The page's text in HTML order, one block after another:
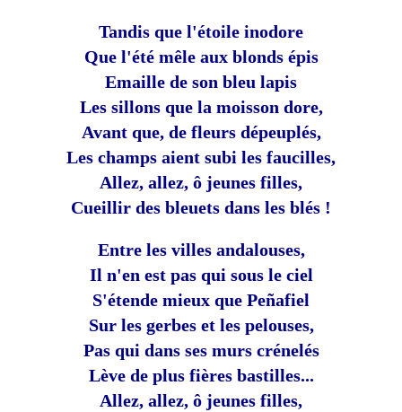
Tandis que l'étoile inodore
Que l'été mêle aux blonds épis
Emaille de son bleu lapis
Les sillons que la moisson dore,
Avant que, de fleurs dépeuplés,
Les champs aient subi les faucilles,
Allez, allez, ô jeunes filles,
Cueillir des bleuets dans les blés !
Entre les villes andalouses,
Il n'en est pas qui sous le ciel
S'étende mieux que Peñafiel
Sur les gerbes et les pelouses,
Pas qui dans ses murs crénelés
Lève de plus fières bastilles...
Allez, allez, ô jeunes filles,